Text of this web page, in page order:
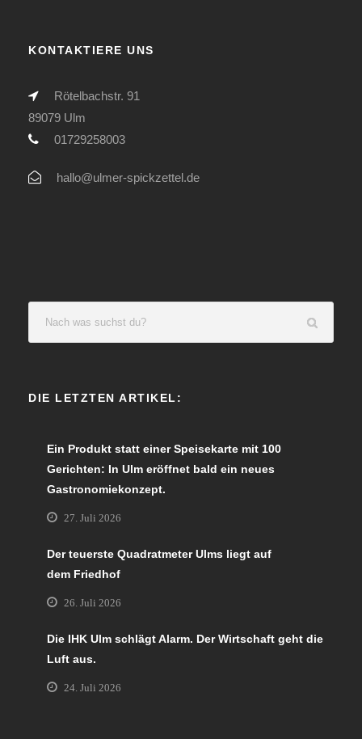
KONTAKTIERE UNS
Rötelbachstr. 91
89079 Ulm
01729258003
hallo@ulmer-spickzettel.de
DIE LETZTEN ARTIKEL:
Ein Produkt statt einer Speisekarte mit 100
Gerichten: In Ulm eröffnet bald ein neues
Gastronomiekonzept.
27. Juli 2026
Der teuerste Quadratmeter Ulms liegt auf
dem Friedhof
26. Juli 2026
Die IHK Ulm schlägt Alarm. Der Wirtschaft geht die
Luft aus.
24. Juli 2026